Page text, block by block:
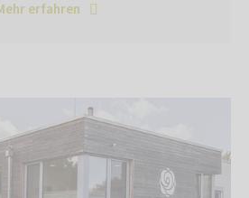
erfahren